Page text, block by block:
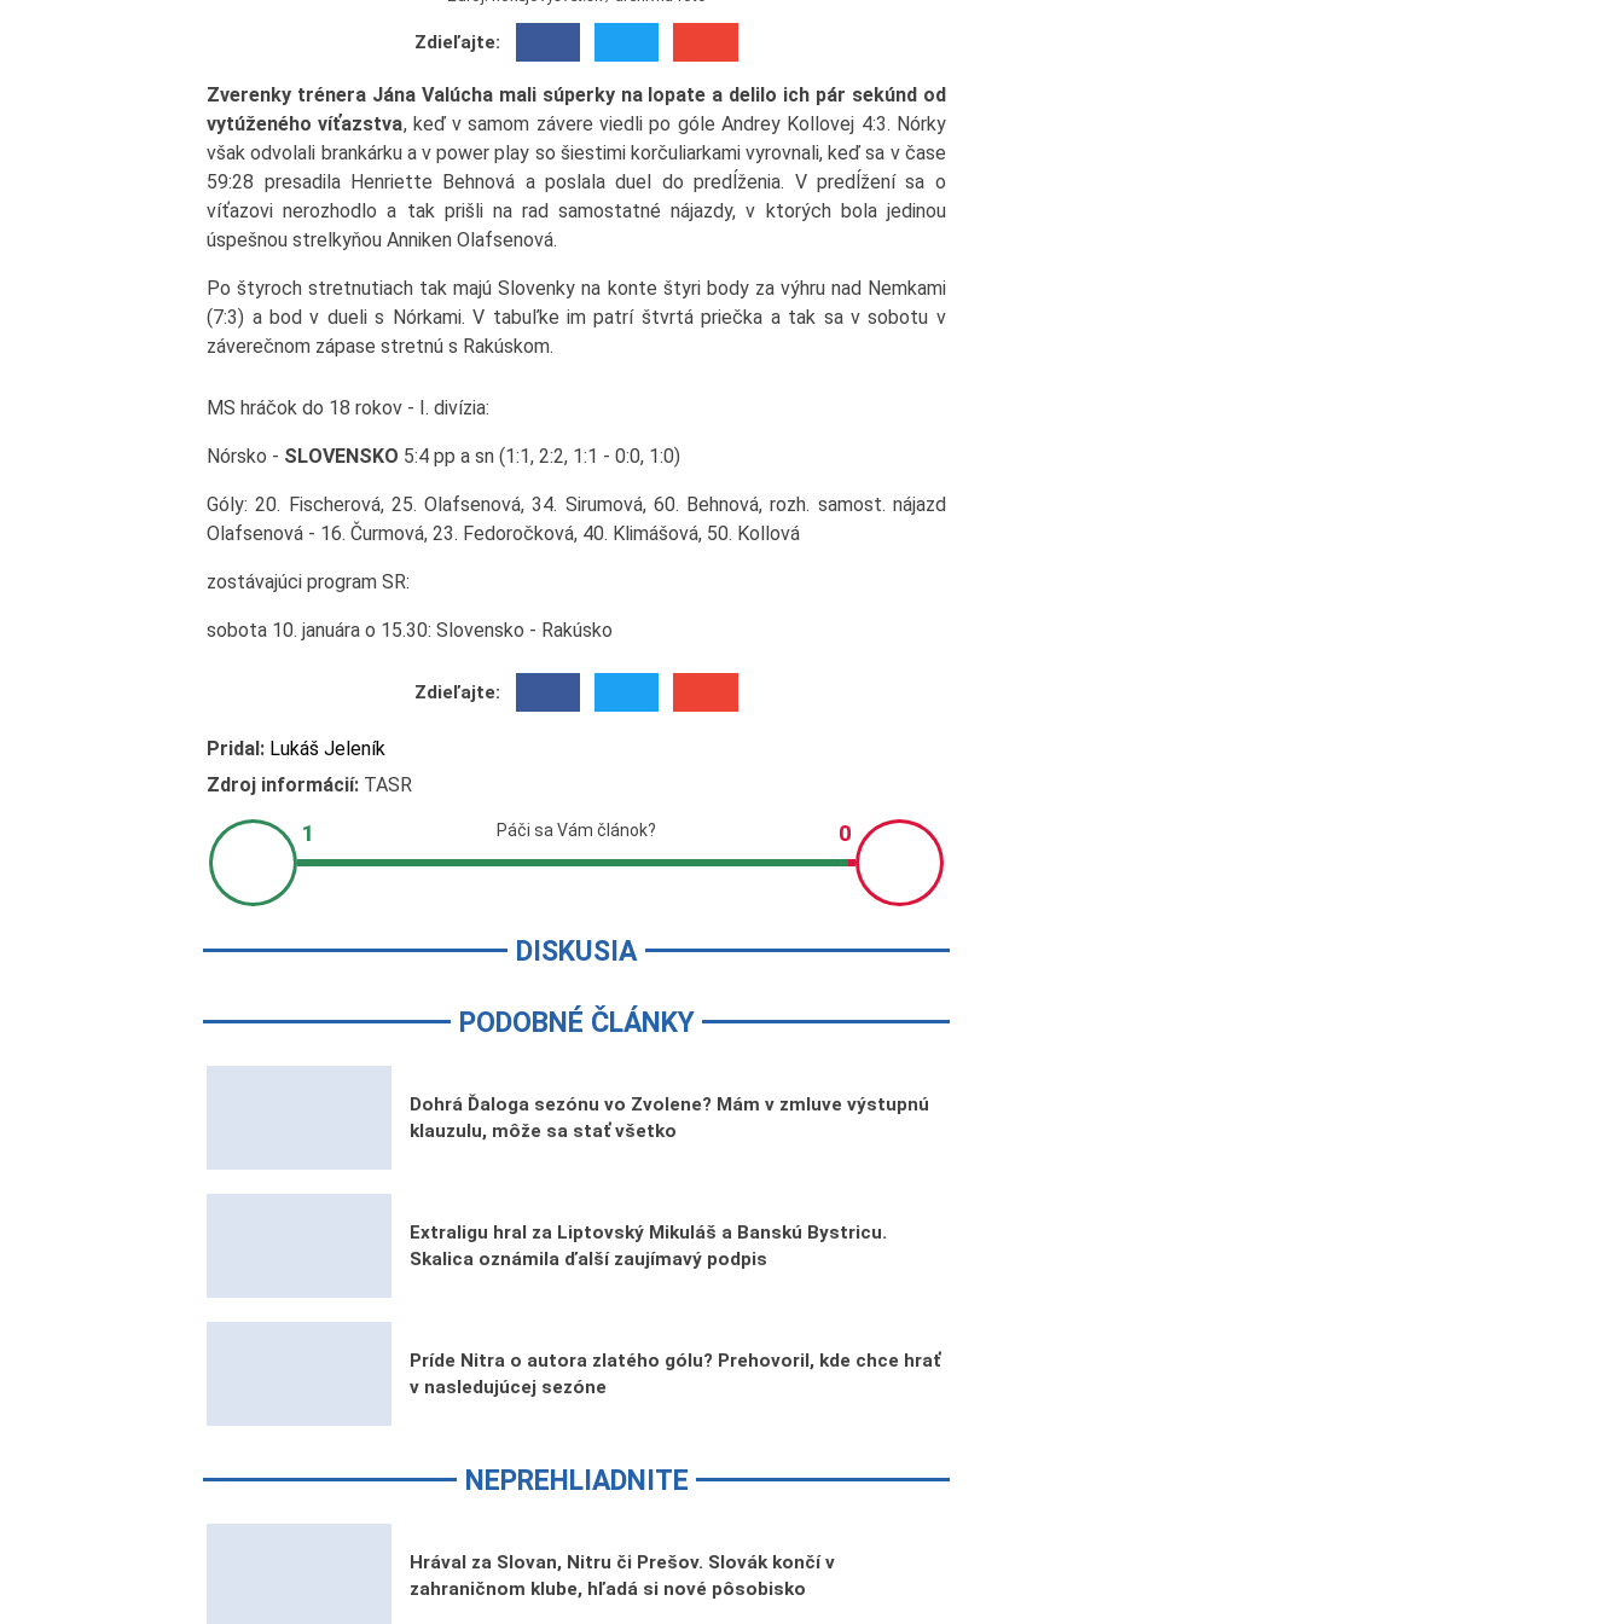
Zdieľajte:
Zverenky trénera Jána Valúcha mali súperky na lopate a delilo ich pár sekúnd od
vytúženého víťazstva, keď v samom závere viedli po góle Andrey Kollovej 4:3. Nórky
však odvolali brankárku a v power play so šiestimi korčuliarkami vyrovnali, keď sa v čase
59:28 presadila Henriette Behnová a poslala duel do predĺženia. V predĺžení sa o
víťazovi nerozhodlo a tak prišli na rad samostatné nájazdy, v ktorých bola jedinou
úspešnou strelkyňou Anniken Olafsenová.
Po štyroch stretnutiach tak majú Slovenky na konte štyri body za výhru nad Nemkami
(7:3) a bod v dueli s Nórkami. V tabuľke im patrí štvrtá priečka a tak sa v sobotu v
záverečnom zápase stretnú s Rakúskom.
MS hráčok do 18 rokov - I. divízia:
Nórsko - SLOVENSKO 5:4 pp a sn (1:1, 2:2, 1:1 - 0:0, 1:0)
Góly: 20. Fischerová, 25. Olafsenová, 34. Sirumová, 60. Behnová, rozh. samost. nájazd
Olafsenová - 16. Čurmová, 23. Fedoročková, 40. Klimášová, 50. Kollová
zostávajúci program SR:
sobota 10. januára o 15.30: Slovensko - Rakúsko
Zdieľajte:
Pridal: Lukáš Jeleník
Zdroj informácií: TASR
DISKUSIA
PODOBNÉ ČLÁNKY
Dohrá Ďaloga sezónu vo Zvolene? Mám v zmluve výstupnú
klauzulu, môže sa stať všetko
Extraligu hral za Liptovský Mikuláš a Banskú Bystricu.
Skalica oznámila ďalší zaujímavý podpis
Príde Nitra o autora zlatého gólu? Prehovoril, kde chce hrať
v nasledujúcej sezóne
NEPREHLIADNITE
Hrával za Slovan, Nitru či Prešov. Slovák končí v
zahraničnom klube, hľadá si nové pôsobisko